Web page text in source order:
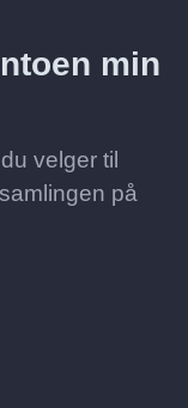
min
velger til
på